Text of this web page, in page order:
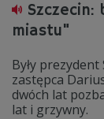
Szczecin:
miastu"
Były
zastępca
dwóch lat
lat i grzywny.